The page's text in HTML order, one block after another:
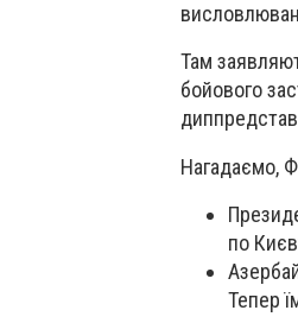
Там
бойового
Нагадаємо,
по
Тепер